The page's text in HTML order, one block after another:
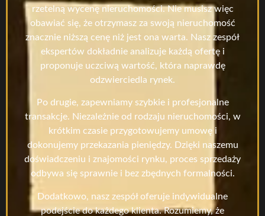
rzetelną wycenę nieruchomości. Nie musisz więc
obawiać się, że otrzymasz za swoją nieruchomość
znacznie niższą cenę niż jest ona warta. Nasz zespół
ekspertów dokładnie analizuje każdą ofertę i
proponuje uczciwą wartość, która naprawdę
odzwierciedla rynek.
Po drugie, zapewniamy szybkie i profesjonalne
transakcje. Niezależnie od rodzaju nieruchomości, w
krótkim czasie przygotowujemy umowę i
dokonujemy przekazania pieniędzy. Dzięki naszemu
doświadczeniu i znajomości rynku, proces sprzedaży
odbywa się sprawnie i bez zbędnych formalności.
Dodatkowo, nasz zespół oferuje indywidualne
podejście do każdego klienta. Rozumiemy, że